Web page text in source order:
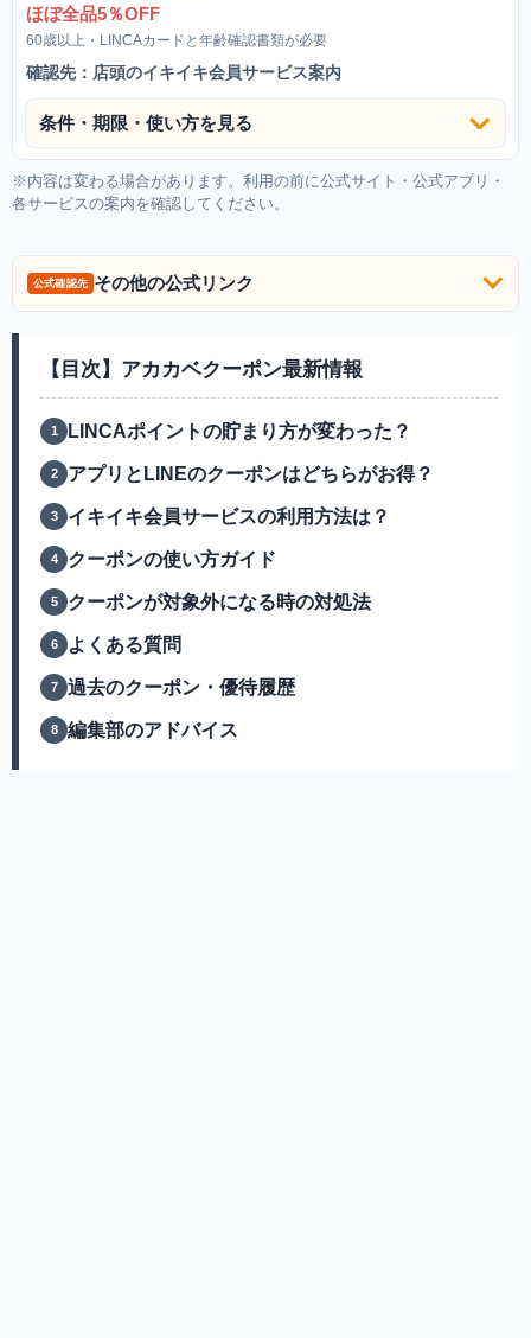
ほぼ全品5％OFF
60歳以上・LINCAカードと年齢確認書類が必要
確認先：店頭のイキイキ会員サービス案内
条件・期限・使い方を見る
※内容は変わる場合があります。利用の前に公式サイト・公式アプリ・
各サービスの案内を確認してください。
公式確認先 その他の公式リンク
【目次】アカカベクーポン最新情報
LINCAポイントの貯まり方が変わった？
アプリとLINEのクーポンはどちらがお得？
イキイキ会員サービスの利用方法は？
クーポンの使い方ガイド
クーポンが対象外になる時の対処法
よくある質問
過去のクーポン・優待履歴
編集部のアドバイス